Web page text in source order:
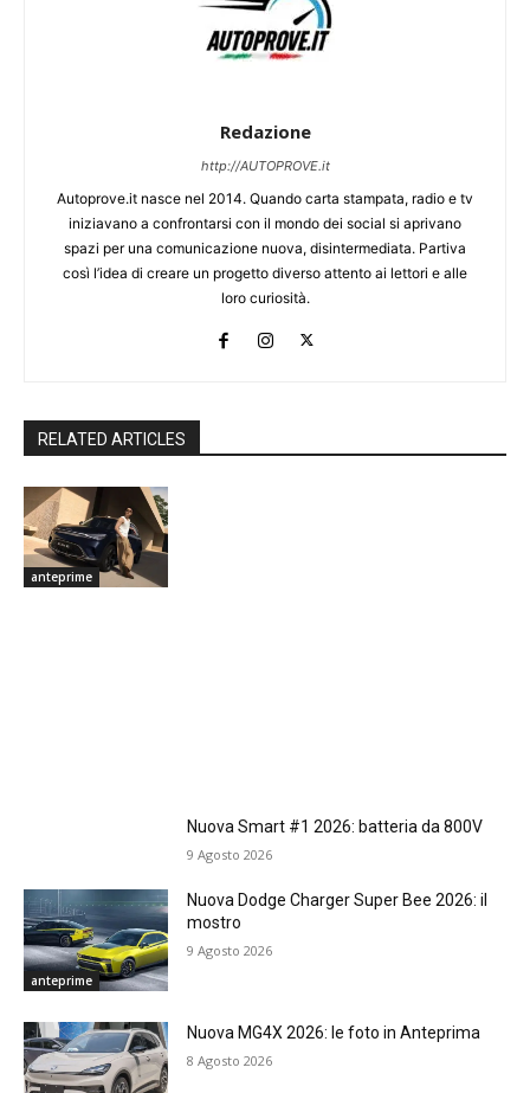
Redazione
http://AUTOPROVE.it
Autoprove.it nasce nel 2014. Quando carta stampata, radio e tv
iniziavano a confrontarsi con il mondo dei social si aprivano
spazi per una comunicazione nuova, disintermediata. Partiva
così l’idea di creare un progetto diverso attento ai lettori e alle
loro curiosità.
RELATED ARTICLES
anteprime
Nuova Smart #1 2026: batteria da 800V
9 Agosto 2026
anteprime
Nuova Dodge Charger Super Bee 2026: il
mostro
9 Agosto 2026
Nuova MG4X 2026: le foto in Anteprima
8 Agosto 2026